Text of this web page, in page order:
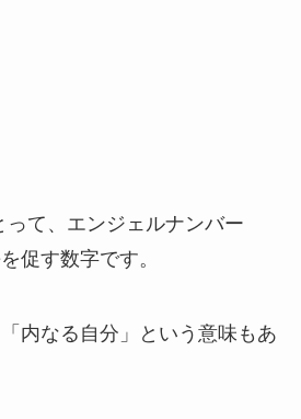
て、エンジェルナンバー
促す数字です。
内なる自分」という意味もあ